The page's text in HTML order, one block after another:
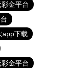
金平台
app下载
金平台